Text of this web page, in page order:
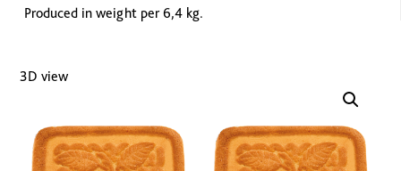
Produced in weight per 6,4 kg.
3D view